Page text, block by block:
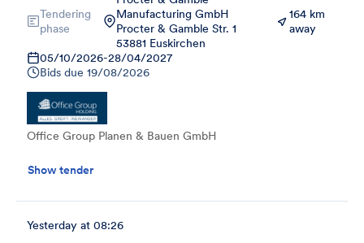
Tendering
phase
Manufacturing GmbH
Procter & Gamble Str. 1
53881 Euskirchen
164 km
away
05/10/2026-28/04/2027
Bids due 19/08/2026
Office Group Planen & Bauen GmbH
Show tender
Yesterday at 08:26